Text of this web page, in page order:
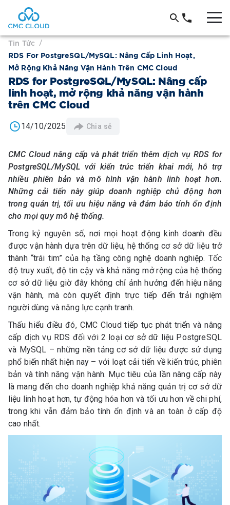
Tin Tức /
RDS For PostgreSQL/MySQL: Nâng Cấp Linh Hoạt,
Mở Rộng Khả Năng Vận Hành Trên CMC Cloud
RDS for PostgreSQL/MySQL: Nâng cấp
linh hoạt, mở rộng khả năng vận hành
trên CMC Cloud
14/10/2025 Chia sẻ
CMC Cloud nâng cấp và phát triển thêm dịch vụ RDS for
PostgreSQL/MySQL với kiến trúc triển khai mới, hỗ trợ
nhiều phiên bản và mô hình vận hành linh hoạt hơn.
Những cải tiến này giúp doanh nghiệp chủ động hơn
trong quản trị, tối ưu hiệu năng và đảm bảo tính ổn định
cho mọi quy mô hệ thống.
Trong kỷ nguyên số, nơi mọi hoạt động kinh doanh đều
được vận hành dựa trên dữ liệu, hệ thống cơ sở dữ liệu trở
thành “trái tim” của hạ tầng công nghệ doanh nghiệp. Tốc
độ truy xuất, độ tin cậy và khả năng mở rộng của hệ thống
cơ sở dữ liệu giờ đây không chỉ ảnh hưởng đến hiệu năng
vận hành, mà còn quyết định trực tiếp đến trải nghiệm
người dùng và năng lực cạnh tranh.
Thấu hiểu điều đó, CMC Cloud tiếp tục phát triển và nâng
cấp dịch vụ RDS đối với 2 loại cơ sở dữ liệu PostgreSQL
và MySQL – những nền tảng cơ sở dữ liệu được sử dụng
phổ biến nhất hiện nay – với loạt cải tiến về kiến trúc, phiên
bản và tính năng vận hành. Mục tiêu của lần nâng cấp này
là mang đến cho doanh nghiệp khả năng quản trị cơ sở dữ
liệu linh hoạt hơn, tự động hóa hơn và tối ưu hơn về chi phí,
trong khi vẫn đảm bảo tính ổn định và an toàn ở cấp độ
cao nhất.